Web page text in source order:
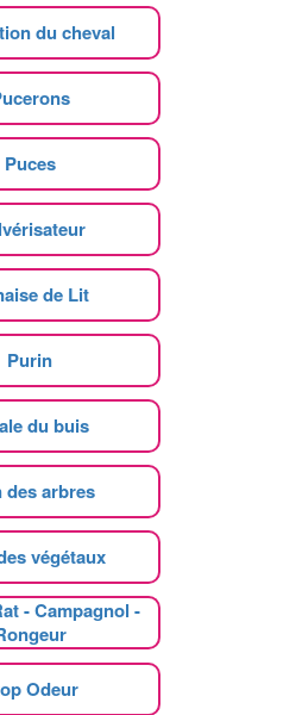
du cheval
Puces
de Lit
Purin
du buis
des arbres
végétaux
- Campagnol -
Odeur